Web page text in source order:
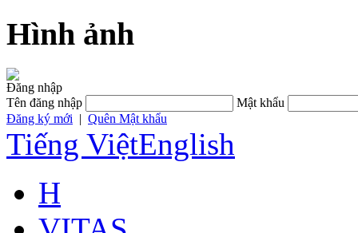
Hình ảnh
Đăng nhập
Tên đăng nhập
Mật khẩu
Đăng ký mới | Quên Mật khẩu
Tiếng ViệtEnglish
H